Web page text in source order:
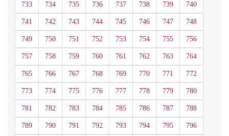
733 734 735 736 737 738 739 740
741 742 743 744 745 746 747 748
749 750 751 752 753 754 755 756
757 758 759 760 761 762 763 764
765 766 767 768 769 770 771 772
773 774 775 776 777 778 779 780
781 782 783 784 785 786 787 788
789 790 791 792 793 794 795 796